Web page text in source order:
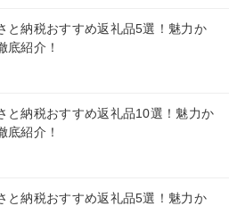
と納税おすすめ返礼品5選！魅力か
底紹介！
と納税おすすめ返礼品10選！魅力か
底紹介！
と納税おすすめ返礼品5選！魅力か